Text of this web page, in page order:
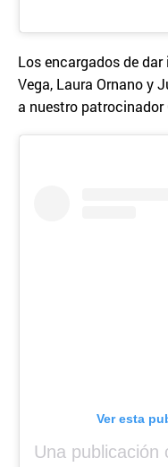
Los encargados de
Vega, Laura Ornano y
a nuestro patrocinador
Ver esta